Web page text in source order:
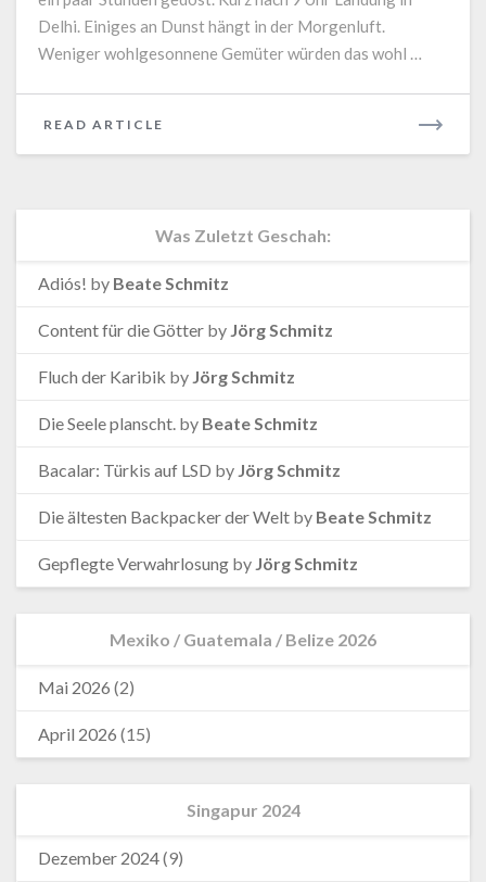
Delhi. Einiges an Dunst hängt in der Morgenluft.
Weniger wohlgesonnene Gemüter würden das wohl …
READ ARTICLE
Was Zuletzt Geschah:
Adiós! by Beate Schmitz
Content für die Götter by Jörg Schmitz
Fluch der Karibik by Jörg Schmitz
Die Seele planscht. by Beate Schmitz
Bacalar: Türkis auf LSD by Jörg Schmitz
Die ältesten Backpacker der Welt by Beate Schmitz
Gepflegte Verwahrlosung by Jörg Schmitz
Mexiko / Guatemala / Belize 2026
Mai 2026 (2)
April 2026 (15)
Singapur 2024
Dezember 2024(9)